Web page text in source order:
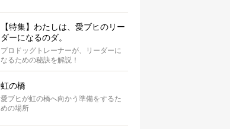
【特集】わたしは、愛ブヒのリー
ダーになるのダ。
プロドッグトレーナーが、リーダーに
なるための秘訣を解説！
虹の橋
愛ブヒが虹の橋へ向かう準備をするた
めの場所